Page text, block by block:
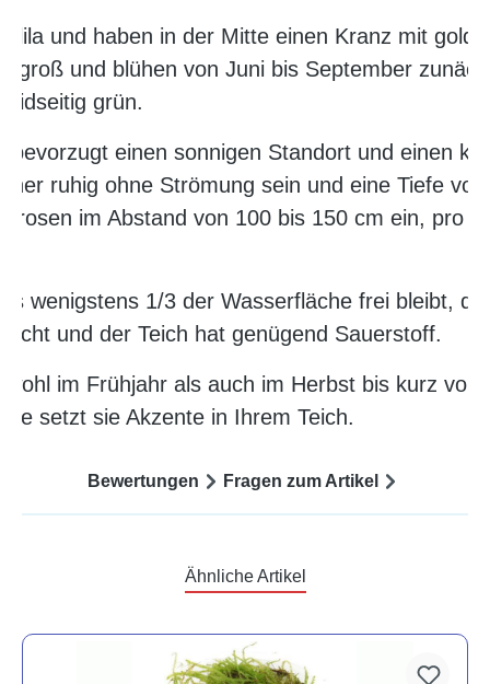
lila und haben in der Mitte einen Kranz mit
groß und blühen von Juni bis September
grün.
bevorzugt einen sonnigen Standort und einen
ruhig ohne Strömung sein und eine Tiefe
im Abstand von 100 bis 150 cm ein, pro
wenigstens 1/3 der Wasserfläche frei bleibt,
und der Teich hat genügend Sauerstoff.
im Frühjahr als auch im Herbst bis kurz vor
setzt sie Akzente in Ihrem Teich.
Bewertungen Fragen zum Artikel
Ähnliche Artikel